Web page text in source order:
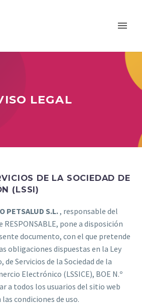
LEGAL
DE LA SOCIEDAD DE
(LSSI)
PETSALUD S.L., responsable del
pone a disposición
documento, con el que pretende
obligaciones dispuestas en la Ley
de Servicios de la Sociedad de la
Electrónico (LSSICE), BOE N.º
a todos los usuarios del sitio web
condiciones de uso.